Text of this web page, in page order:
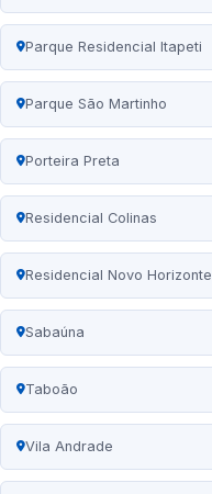
Parque Residencial Itapeti
Parque São Martinho
Porteira Preta
Residencial Colinas
Residencial Novo Horizonte
Sabaúna
Taboão
Vila Andrade